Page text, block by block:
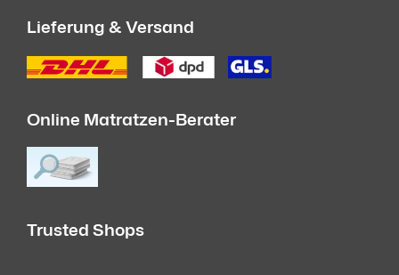
Lieferung & Versand
Online Matratzen-Berater
Trusted Shops